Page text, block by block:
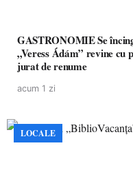
GASTRONOMIE Se încing ceaunele la Satu Mare! Concursul
„Veress Ádám” revine cu
jurat de renume
acum 1 zi
LOCALE